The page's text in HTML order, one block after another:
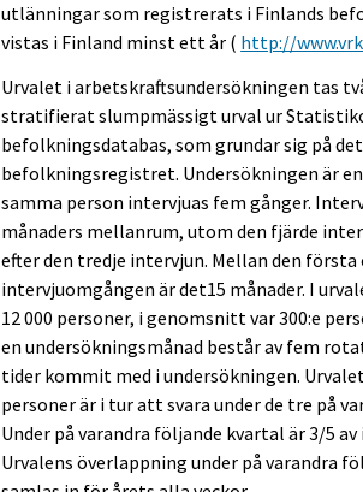
utlänningar som registrerats i Finlands
vistas i Finland minst ett år ( http://
Urvalet i arbetskraftsundersökningen tas
stratifierat slumpmässigt urval ur
befolkningsdatabas, som grundar sig på
befolkningsregistret. Undersökningen är
samma person intervjuas fem gånger.
månaders mellanrum, utom den fjärde
efter den tredje intervjun. Mellan den första
intervjuomgången är det15 månader. I
12 000 personer, i genomsnitt var 300:e
en undersökningsmånad består av fem
tider kommit med i undersökningen.
personer är i tur att svara under de tre på
Under på varandra följande kvartal är 3/5
Urvalens överlappning under på varandra